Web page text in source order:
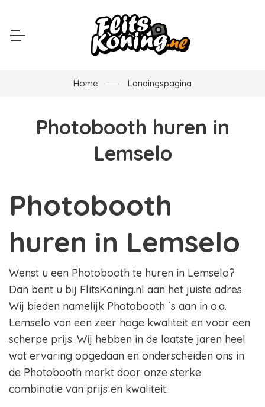
Home Landingspagina
Photobooth huren in
Lemselo
Photobooth
huren in Lemselo
Wenst u een Photobooth te huren in Lemselo?
Dan bent u bij FlitsKoning.nl aan het juiste adres.
Wij bieden namelijk Photobooth ´s aan in o.a.
Lemselo van een zeer hoge kwaliteit en voor een
scherpe prijs. Wij hebben in de laatste jaren heel
wat ervaring opgedaan en onderscheiden ons in
de Photobooth markt door onze sterke
combinatie van prijs en kwaliteit.